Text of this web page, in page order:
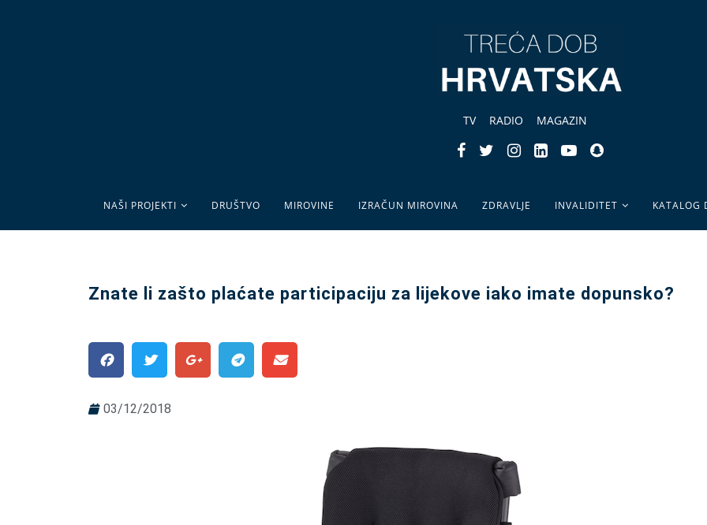
TV RADIO MAGAZIN
NAŠI PROJEKTI DRUŠTVO MIROVINE IZRAČUN MIROVINA ZDRAVLJE INVALIDITET KATALOG
Znate li zašto plaćate participaciju za lijekove iako imate dopunsko?
03/12/2018